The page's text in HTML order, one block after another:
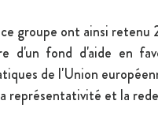
groupe ont ainsi retenu
d'un fond d'aide en
de l'Union
représentativité et la